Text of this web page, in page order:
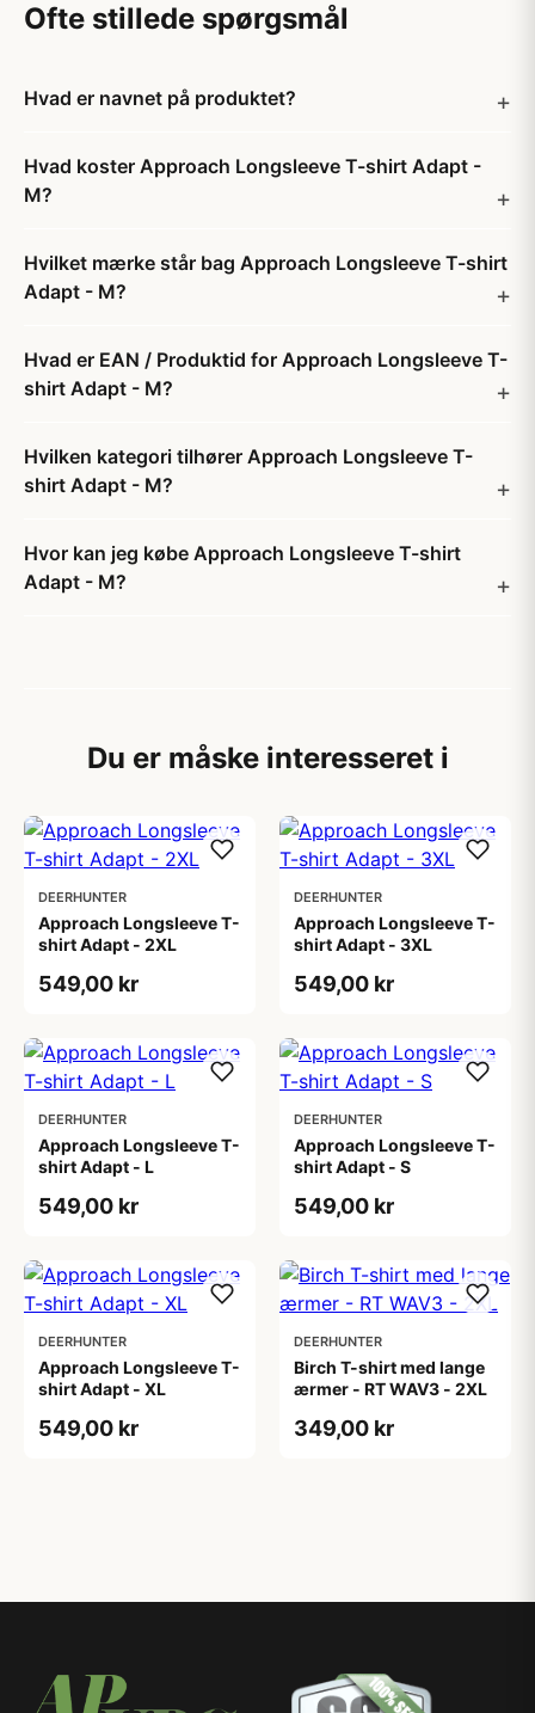
Ofte stillede spørgsmål
Hvad er navnet på produktet?
Hvad koster Approach Longsleeve T-shirt Adapt -
M?
Hvilket mærke står bag Approach Longsleeve T-shirt
Adapt - M?
Hvad er EAN / Produktid for Approach Longsleeve T-
shirt Adapt - M?
Hvilken kategori tilhører Approach Longsleeve T-
shirt Adapt - M?
Hvor kan jeg købe Approach Longsleeve T-shirt
Adapt - M?
Du er måske interesseret i
DEERHUNTER
Approach Longsleeve T-
shirt Adapt - 2XL
549,00 kr
DEERHUNTER
Approach Longsleeve T-
shirt Adapt - 3XL
549,00 kr
DEERHUNTER
Approach Longsleeve T-
shirt Adapt - L
549,00 kr
DEERHUNTER
Approach Longsleeve T-
shirt Adapt - S
549,00 kr
DEERHUNTER
Approach Longsleeve T-
shirt Adapt - XL
549,00 kr
DEERHUNTER
Birch T-shirt med lange
ærmer - RT WAV3 - 2XL
349,00 kr